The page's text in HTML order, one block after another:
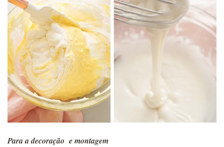
Para a decoração e montagem